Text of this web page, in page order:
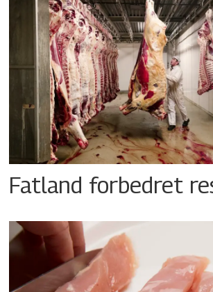
Fatland forbedret